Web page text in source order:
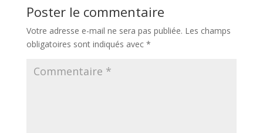
Poster le commentaire
Votre adresse e-mail ne sera pas publiée. Les champs
obligatoires sont indiqués avec *